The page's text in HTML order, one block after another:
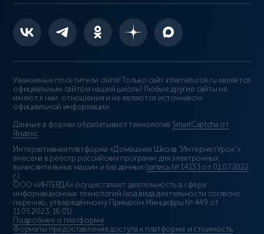
Уважаемые посетители сайта! Только сайт interneturok.ru является
официальным сайтом нашей школы! Любые другие сайты не
имеют к нам отношения и не являются источником
официальной информации.
Данные в формах обрабатывает технология SmartCaptcha от
Яндекс
Интерактивная платформа «Домашняя Школа “ИнтернетУрок”»
внесена в реестр российских программ для электронных
вычислительных машин и баз данных (запись № 14133 от 01.07.2022
г. ).
ООО «ИНТЕРДА» осуществляет деятельность в сфере
информационных технологий (код вида деятельности согласно
перечню, утверждённому Приказом Минцифры № 449 от
11.05.2023: 16.01)
Подробнее о платформе
Форматы предоставления доступа к платформе и стоимость